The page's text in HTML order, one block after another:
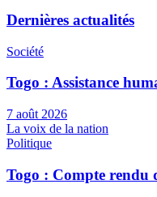
Dernières actualités
Société
Togo : Assistance
7 août 2026
La voix de la nation
Politique
Togo : Compte rendu